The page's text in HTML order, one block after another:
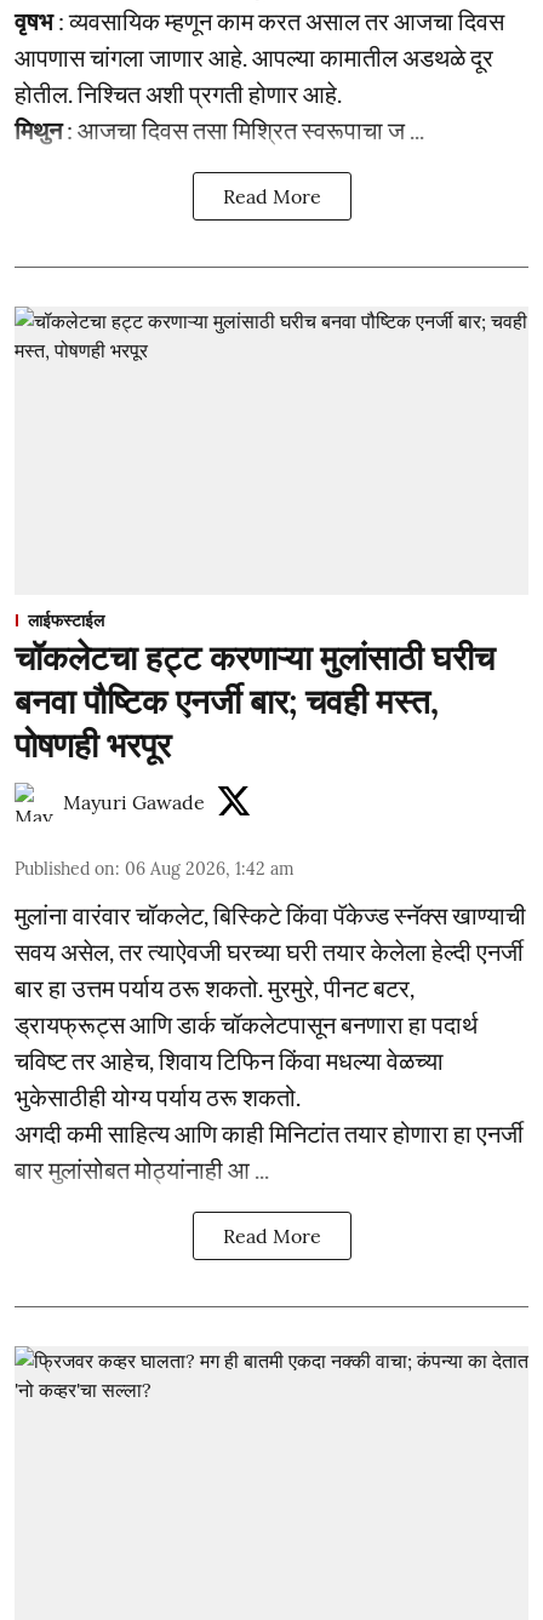
वृषभ: व्यवसायिक म्हणून काम करत असाल तर आजचा दिवस
आपणास चांगला जाणार आहे. आपल्या कामातील अडथळे दूर
होतील. निश्चित अशी प्रगती होणार आहे.
मिथुन: आजचा दिवस तसा मिश्रित स्वरूपाचा ज ...
Read More
लाईफस्टाईल
चॉकलेटचा हट्ट करणाऱ्या मुलांसाठी घरीच
बनवा पौष्टिक एनर्जी बार; चवही मस्त,
पोषणही भरपूर
Mayuri Gawade
Published on: 06 Aug 2026, 1:42 am
मुलांना वारंवार चॉकलेट, बिस्किटे किंवा पॅकेज्ड स्नॅक्स खाण्याची
सवय असेल, तर त्याऐवजी घरच्या घरी तयार केलेला हेल्दी एनर्जी
बार हा उत्तम पर्याय ठरू शकतो. मुरमुरे, पीनट बटर,
ड्रायफ्रूट्स आणि डार्क चॉकलेटपासून बनणारा हा पदार्थ
चविष्ट तर आहेच, शिवाय टिफिन किंवा मधल्या वेळच्या
भुकेसाठीही योग्य पर्याय ठरू शकतो.
अगदी कमी साहित्य आणि काही मिनिटांत तयार होणारा हा एनर्जी
बार मुलांसोबत मोठ्यांनाही आ ...
Read More